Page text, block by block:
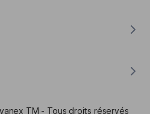
pour Edge
au Programme d'Affiliation
TM - Tous droits réservés